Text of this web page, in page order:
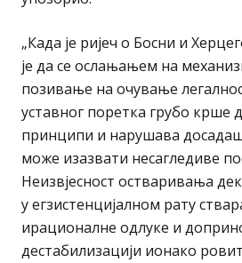
„Када је ријеч о Босни и
је да се ослањањем на
позивање на очување
уставног поретка грубо крше
принципи и нарушава
може изазвати несагледиве
Неизвјесност остваривања
у егзистенцијалном рату
ирационалне одлуке и
дестабилизацији ионако